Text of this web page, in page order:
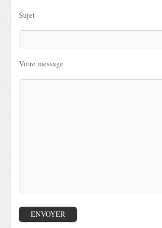
Sujet
Votre message